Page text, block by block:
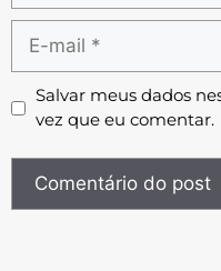
Salvar meus dados
vez que eu comentar.